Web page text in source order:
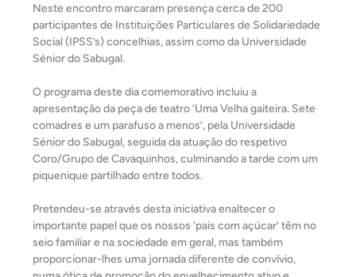
Neste encontro marcaram presença cerca de 200
participantes de Instituições Particulares de Solidariedade
Social (IPSS’s) concelhias, assim como da Universidade
Sénior do Sabugal.
O programa deste dia comemorativo incluiu a
apresentação da peça de teatro ‘Uma Velha gaiteira. Sete
comadres e um parafuso a menos’, pela Universidade
Sénior do Sabugal, seguida da atuação do respetivo
Coro/Grupo de Cavaquinhos, culminando a tarde com um
piquenique partilhado entre todos.
Pretendeu-se através desta iniciativa enaltecer o
importante papel que os nossos ‘pais com açúcar’ têm no
seio familiar e na sociedade em geral, mas também
proporcionar-lhes uma jornada diferente de convívio,